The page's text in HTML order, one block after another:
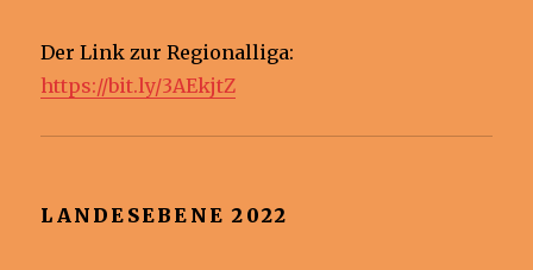
Der Link zur Regionalliga:
https://bit.ly/3AEkjtZ
LANDESEBENE 2022